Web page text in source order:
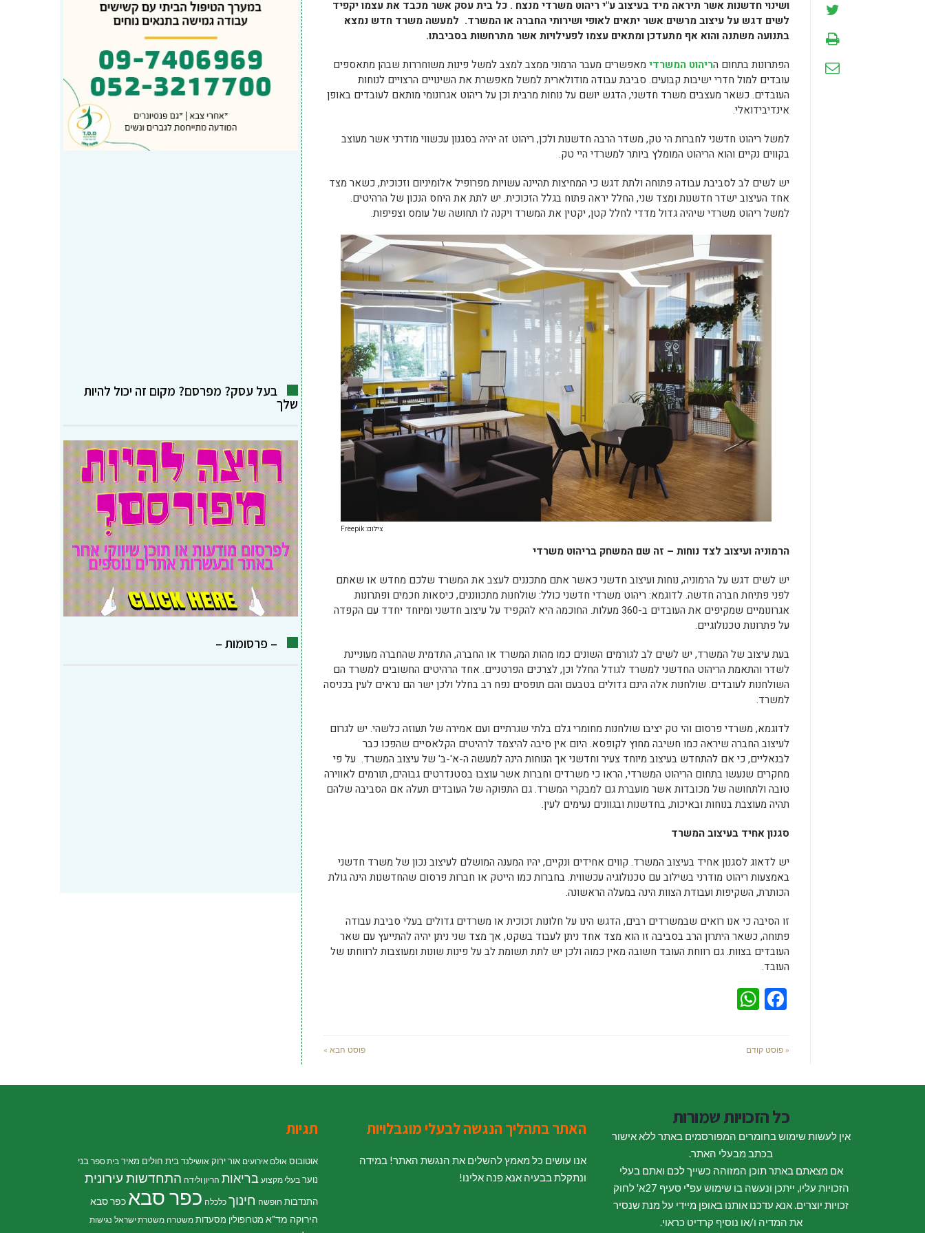
ושינוי חדשנות אשר תיראה מיד בעיצוב ע"י ריהוט משרדי מנצח . כל בית עסק אשר מכבד את עצמו יקפיד
לשים דגש על עיצוב מרשים אשר יתאים לאופי ושירותי החברה או המשרד. למעשה משרד חדש נמצא
בתנועה משתנה והוא אף מתעדכן ומתאים עצמו לפעילויות אשר מתרחשות בסביבתו.
הפתרונות בתחום הריהוט המשרדי מאפשרים מעבר הרמוני ממצב למצב למשל פינות משוחררות שבהן מתאספים
עובדים למול חדרי ישיבות קבועים. סביבת עבודה מודולארית למשל מאפשרת את השינויים הרצויים לנוחות
העובדים. כשאר מעצבים משרד חדשני, הדגש יושם על נוחות מרבית וכן על ריהוט אגרונומי מותאם לעובדים באופן
אינדיבידואלי.
למשל ריהוט חדשני לחברות הי טק, משדר הרבה חדשנות ולכן, ריהוט זה יהיה בסגנון עכשווי מודרני אשר מעוצב
בקווים נקיים והוא הריהוט המומלץ ביותר למשרדי היי טק.
יש לשים לב לסביבת עבודה פתוחה ולתת דגש כי המחיצות תהיינה עשויות מפרופיל אלומיניום וזכוכית, כשאר מצד
אחד העיצוב ישדר חדשנות ומצד שני, החלל יראה פתוח בגלל הזכוכית. יש לתת את היחס הנכון של הרהיטים.
למשל ריהוט משרדי שיהיה גדול מדדי לחלל קטן, יקטין את המשרד ויקנה לו תחושה של עומס וצפיפות.
צילום: Freepik
הרמוניה ועיצוב לצד נוחות – זה שם המשחק בריהוט משרדי
יש לשים דגש על הרמוניה, נוחות ועיצוב חדשני כאשר אתם מתכננים לעצב את המשרד שלכם מחדש או שאתם
לפני פתיחת חברה חדשה. לדוגמא: ריהוט משרדי חדשני כולל: שולחנות מתכווננים, כיסאות חכמים ופתרונות
אגרונומיים שמקיפים את העובדים ב-360 מעלות. החוכמה היא להקפיד על עיצוב חדשני ומיוחד יחדד עם הקפדה
על פתרונות טכנולוגיים.
בעת עיצוב של המשרד, יש לשים לב לגורמים השונים כמו מהות המשרד או החברה, התדמית שהחברה מעוניינת
לשדר והתאמת הריהוט החדשני למשרד לגודל החלל וכן, לצרכים הפרטניים. אחד הרהיטים החשובים למשרד הם
השולחנות לעובדים. שולחנות אלה הינם גדולים בטבעם והם תופסים נפח רב בחלל ולכן ישר הם נראים לעין בכניסה
למשרד.
לדוגמא, משרדי פרסום והי טק יציבו שולחנות מחומרי גלם בלתי שגרתיים ועם אמירה של תעוזה כלשהי. יש לגרום
לעיצוב החברה שיראה כמו חשיבה מחוץ לקופסא. היום אין סיבה להיצמד לרהיטים הקלאסיים שהפכו כבר
לבנאליים, כי אם להתחדש בעיצוב מיוחד צעיר וחדשני אך הנוחות הינה למעשה ה-א'-ב' של עיצוב המשרד. על פי
מחקרים שנעשו בתחום הריהוט המשרדי, הראו כי משרדים וחברות אשר עוצבו בסטנדרטים גבוהים, תורמים לאווירה
טובה ולתחושה של מכובדות אשר מועברת גם למבקרי המשרד. גם התפוקה של העובדים תעלה אם הסביבה שלהם
תהיה מעוצבת בנוחות ובאיכות, בחדשנות ובגוונים נעימים לעין.
סגנון אחיד בעיצוב המשרד
יש לדאוג לסגנון אחיד בעיצוב המשרד. קווים אחידים ונקיים, יהיו המענה המושלם לעיצוב נכון של משרד חדשני
באמצעות ריהוט מודרני בשילוב עם טכנולוגיה עכשווית. בחברות כמו הייטק או חברות פרסום שהחדשנות הינה גולת
הכותרת, השקיפות ועבודת הצוות הינה במעלה הראשונה.
זו הסיבה כי אנו רואים שבמשרדים רבים, הדגש הינו על חלונות זכוכית או משרדים גדולים בעלי סביבת עבודה
פתוחה, כשאר היתרון הרב בסביבה זו הוא מצד אחד ניתן לעבוד בשקט, אך מצד שני ניתן יהיה להתייעץ עם שאר
העובדים בצוות. גם רווחת העובד חשובה מאין כמוה ולכן יש לתת תשומת לב על פינות שונות ומעוצבות לרווחתו של
העובד.
Facebook
« פוסט קודם פוסט הבא »
בעל עסק? מפרסם? מקום זה יכול להיות
שלך
– פרסומות –
כל הזכויות שמורות
אין לעשות שימוש בחומרים המפורסמים באתר ללא אישור
בכתב מבעלי האתר.
אם מצאתם באתר תוכן המזוהה כשייך לכם ואתם בעלי
הזכויות עליו, ייתכן ונעשה בו שימוש עפ"י סעיף 27א' לחוק
זכויות יוצרים. אנא עדכנו אותנו באופן מיידי על מנת שנסיר
את המדיה ו/או נוסיף קרדיט כראוי.
האתר בתהליך הנגשה לבעלי מוגבלויות
אנו עושים כל מאמץ להשלים את הנגשת האתר! במידה
ונתקלת בבעיה אנא פנה אלינו!
תגיות
אוטובוס אולם אירועים אור ירוק אושילנד בית חולים מאיר בית ספר בני
נוער בעלי מקצוע בריאות הריון ולידה התחדשות עירונית
התנדבות חופשה חינוך כלכלה כפר סבא כפר סבא
הירוקה מד"א מטרופולין מסעדות משטרה משטרת ישראל נגישות